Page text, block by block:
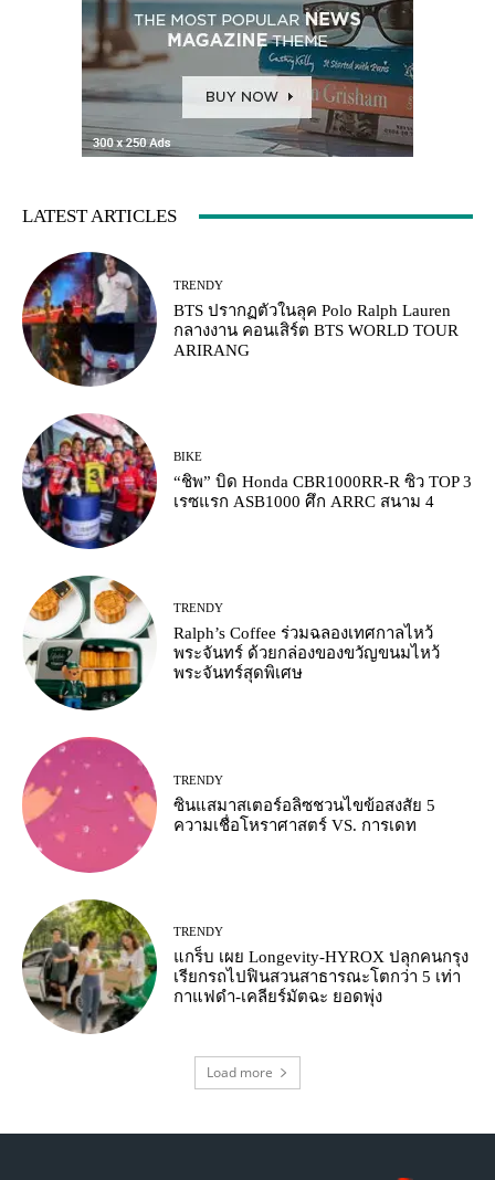
LATEST ARTICLES
TRENDY
BTS ปรากฏตัวในลุค Polo Ralph Lauren
กลางงาน คอนเสิร์ต BTS WORLD TOUR
ARIRANG
BIKE
“ชิพ” บิด Honda CBR1000RR-R ซิว TOP 3
เรซแรก ASB1000 ศึก ARRC สนาม 4
TRENDY
Ralph’s Coffee ร่วมฉลองเทศกาลไหว้
พระจันทร์ ด้วยกล่องของขวัญขนมไหว้
พระจันทร์สุดพิเศษ
TRENDY
ซินแสมาสเตอร์อลิซชวนไขข้อสงสัย 5
ความเชื่อโหราศาสตร์ VS. การเดท
TRENDY
แกร็บ เผย Longevity-HYROX ปลุกคนกรุง
เรียกรถไปฟินสวนสาธารณะโตกว่า 5 เท่า
กาแฟดำ-เคลียร์มัตฉะ ยอดพุ่ง
Load more